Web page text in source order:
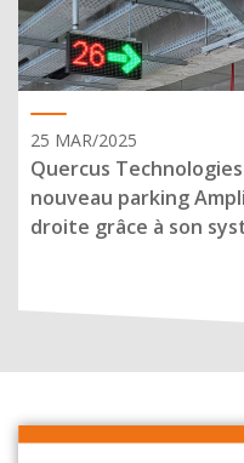
25 MAR/2025
Quercus
nouveau parking
droite grâce à son